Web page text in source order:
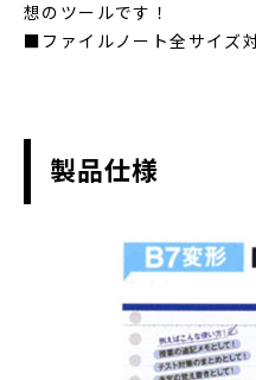
想のツールです！
■ファイルノート全サイズ
製品仕様